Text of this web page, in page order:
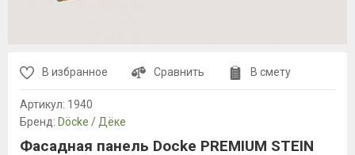
В избранное Сравнить В смету
Артикул: 1940
Бренд: Döcke / Дёке
Фасадная панель Docke PREMIUM STEIN